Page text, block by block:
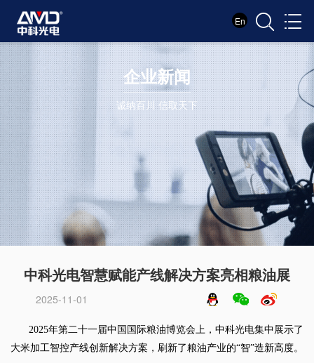
En
企业新闻
诚纳百川 信取天下
中科光电智慧赋能产线解决方案亮相粮油展
2025-11-01
2025年第二十一届中国国际粮油博览会上，中科光电集中展示了
大米加工智控产线创新解决方案，刷新了粮油产业的“智”造新高度。